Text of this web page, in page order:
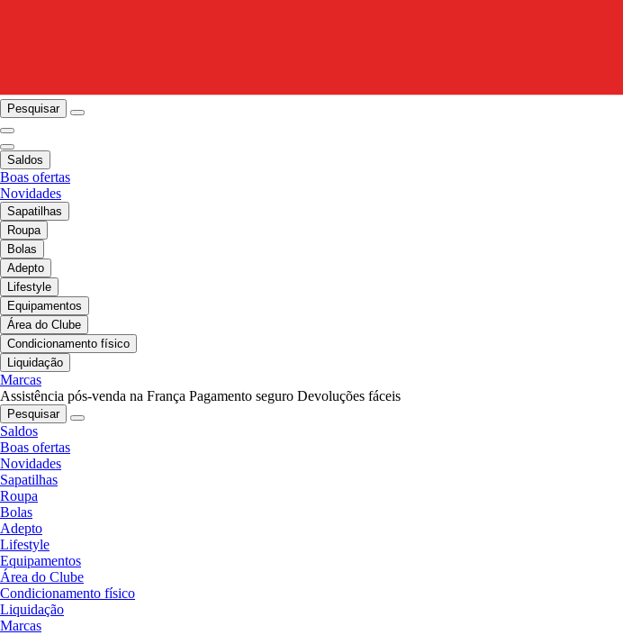
Pesquisar
Saldos
Boas ofertas
Novidades
Sapatilhas
Roupa
Bolas
Adepto
Lifestyle
Equipamentos
Área do Clube
Condicionamento físico
Liquidação
Marcas
Assistência pós-venda na França Pagamento seguro Devoluções fáceis
Pesquisar
Saldos
Boas ofertas
Novidades
Sapatilhas
Roupa
Bolas
Adepto
Lifestyle
Equipamentos
Área do Clube
Condicionamento físico
Liquidação
Marcas